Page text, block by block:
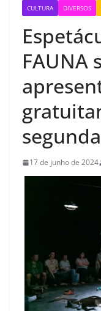
CULTURA DIVERSOS
FAUNA
17 de junho de 2024